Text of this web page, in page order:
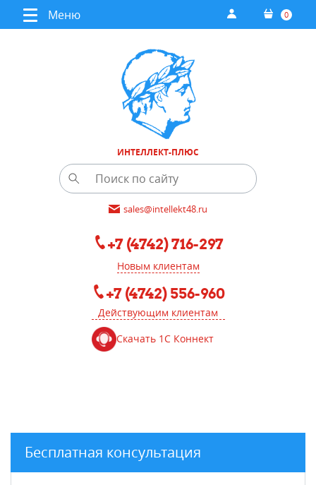
Меню 0
ИНТЕЛЛЕКТ-ПЛЮС
sales@intellekt48.ru
+7 (4742) 716-297
Новым клиентам
+7 (4742) 556-960
Действующим клиентам
Скачать 1С Коннект
Бесплатная консультация